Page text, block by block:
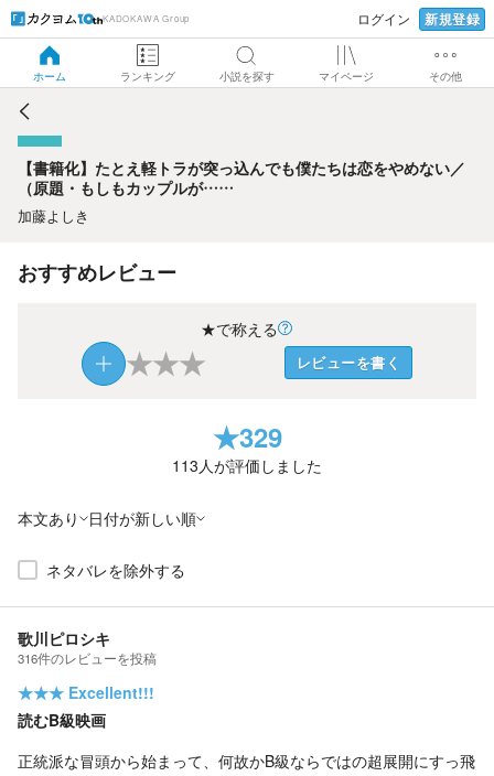
KADOKAWA Group ログイン 新規登録
ホーム ランキング 小説を探す マイページ その他
【書籍化】たとえ軽トラが突っ込んでも僕たちは恋をやめな
い／（原題・もしもカップルが……
【書籍化】たとえ軽トラが突っ込んでも僕たちは恋をやめない／
（原題・もしもカップルが……
加藤よしき
おすすめレビュー
★で称える
★★★ レビューを書く
★329
113人が評価しました
本文あり 日付が新しい順
ネタバレを除外する
歌川ピロシキ
316件のレビューを投稿
★★★ Excellent!!!
読むB級映画
正統派な冒頭から始まって、何故かB級ならではの超展開にすっ飛